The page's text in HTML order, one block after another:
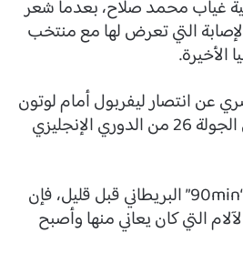
غياب محمد صلاح، بعدما شعر
التي تعرض لها مع منتخب
عن انتصار ليفربول أمام لوتون
تاون، بنتيجة 4-1، ضمن الجولة 26 من الدوري الإنجليزي
وبحسب ما ذكره موقع “90min” البريطاني قبل قليل، فإن
التي كان يعاني منها وأصبح